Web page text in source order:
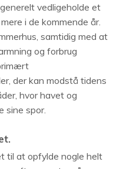
vedligeholde et
i de kommende år.
samtidig med at
og forbrug
der kan modstå tidens
hvor havet og
sine spor.
til at opfylde nogle helt